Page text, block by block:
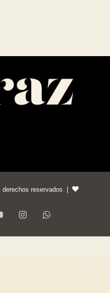
derechos reservados |